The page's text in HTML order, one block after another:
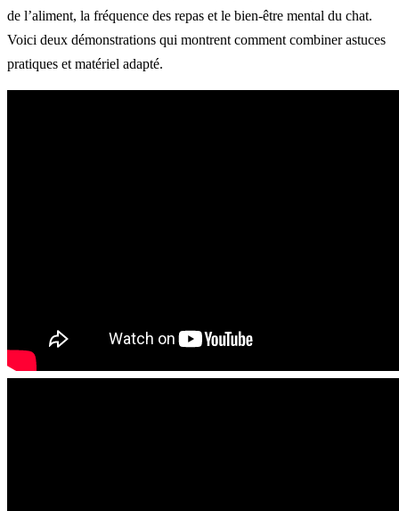
de l’aliment, la fréquence des repas et le bien-être mental du chat.
Voici deux démonstrations qui montrent comment combiner astuces
pratiques et matériel adapté.